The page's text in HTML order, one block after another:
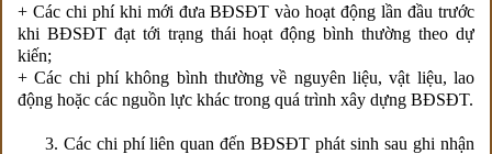
+ Các chi phí khi mới đưa BĐSĐT vào hoạt động lần đầu trước
khi BĐSĐT đạt tới trạng thái hoạt động bình thường theo dự
kiến;
+ Các chi phí không bình thường về nguyên liệu, vật liệu, lao
động hoặc các nguồn lực khác trong quá trình xây dựng BĐSĐT.
3. Các chi phí liên quan đến BĐSĐT phát sinh sau ghi nhận